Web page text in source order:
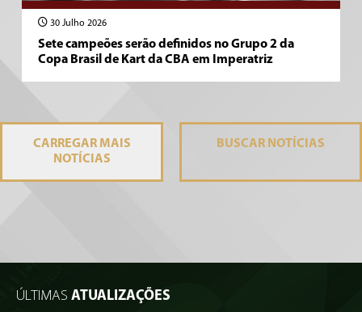
30 Julho 2026
Sete campeões serão definidos no Grupo 2 da
Copa Brasil de Kart da CBA em Imperatriz
CARREGAR MAIS
NOTÍCIAS
BUSCAR NOTÍCIAS
ÚLTIMAS ATUALIZAÇÕES